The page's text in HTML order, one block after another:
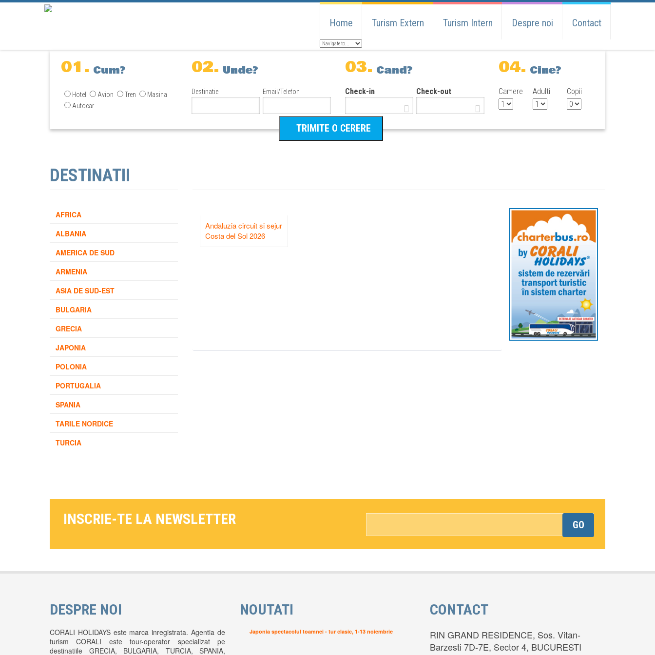
Home Turism Extern Turism Intern Despre noi Contact
01. Cum?
Hotel Avion Tren
Masina
Autocar
02. Unde?
Destinatie Email/Telefon
03. Cand?
Check-in Check-out
04. Cine?
Camere Adulti Copii
DESTINATII
AFRICA
ALBANIA
AMERICA DE SUD
ARMENIA
ASIA DE SUD-EST
BULGARIA
GRECIA
JAPONIA
POLONIA
PORTUGALIA
SPANIA
TARILE NORDICE
TURCIA
Andaluzia circuit si sejur
Costa del Sol 2026
INSCRIE-TE LA NEWSLETTER
*This is not a valid email address.
GO
DESPRE NOI
CORALI HOLIDAYS este marca inregistrata. Agentia de
turism CORALI este tour-operator specializat pe
destinatiile GRECIA, BULGARIA, TURCIA, SPANIA,
NOUTATI
Japonia spectacolul toamnei - tur clasic, 1-13 noiembrie
CONTACT
RIN GRAND RESIDENCE, Sos. Vitan-
Barzesti 7D-7E, Sector 4, BUCURESTI